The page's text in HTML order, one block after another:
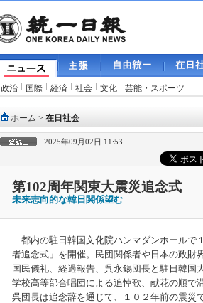
政治 国際 経済 社会 文化 芸能・スポーツ
ホーム > 在日社会
2025年09月02日 11:53
第102周年関東大震災追念式
未来志向的な韓日関係望む
都内の駐日韓国文化院ハンマダンホールで
者追念式」を開催。民団関係者や日本の政財
国民儀礼、経過報告、呉永錫団長と駐日韓国
学校高等部合唱団による追悼歌、献花の順で
呉団長は追念辞を通じて、１０２年前の震災